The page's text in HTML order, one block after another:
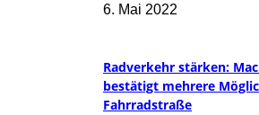
6. Mai 2022
Radverkehr stärken:
bestätigt mehrere
Fahrradstraße